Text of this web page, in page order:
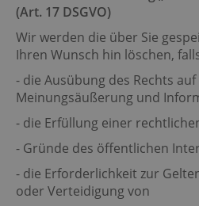
(Art. 17 DSGVO)
Wir werden die über Sie
Ihren Wunsch hin löschen,
- die Ausübung des Rechts
Meinungsäußerung und
- die Erfüllung einer
- Gründe des öffentlichen
- die Erforderlichkeit zur
oder Verteidigung von